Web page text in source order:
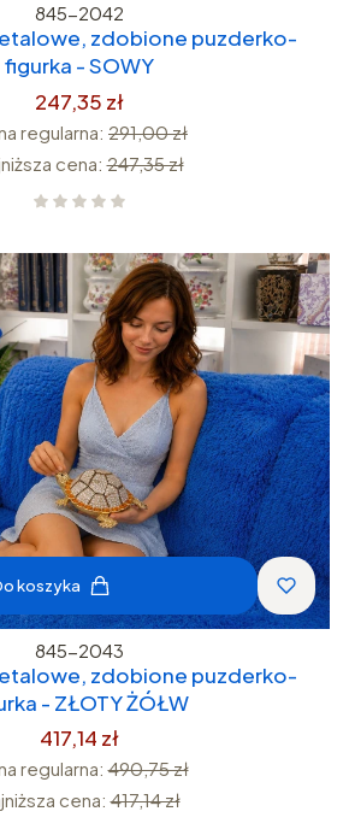
845-2042
zdobione puzderko-
figurka - SOWY
247,35 zł
regularna: 291,00 zł
cena: 247,35 zł
koszyka
845-2043
zdobione puzderko-
- ZŁOTY ŻÓŁW
417,14 zł
regularna: 490,75 zł
cena: 417,14 zł